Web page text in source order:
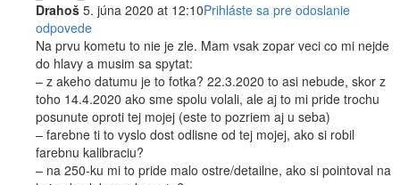
Drahoš 5. júna 2020 at 12:10Prihláste sa pre odoslanie
odpovede
Na prvu kometu to nie je zle. Mam vsak zopar veci co mi nejde
do hlavy a musim sa spytat:
– z akeho datumu je to fotka? 22.3.2020 to asi nebude, skor z
toho 14.4.2020 ako sme spolu volali, ale aj to mi pride trochu
posunute oproti tej mojej (este to pozriem aj u seba)
– farebne ti to vyslo dost odlisne od tej mojej, ako si robil
farebnu kalibraciu?
– na 250-ku mi to pride malo ostre/detailne, ako si pointoval na